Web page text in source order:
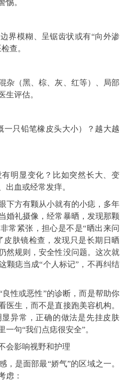
惕。
界模糊、呈锯齿状或有“向外渗
查。
杂（黑、棕、灰、红等）、局部
生评估。
一只铅笔橡皮头大小）？越大越
明显变化？比如突然长大、变
出血或经常发痒。
下方有颗从小就有的小痣，多年
婚礼摄像，经常暴晒，发现那颗
常紧张，担心是不是“晒出来问
皮肤镜检查，发现只是长期日晒
然规则，安全性没问题。这次就
颗痣当成“个人标记”，不再纠结
性或恶性”的诊断，而是帮助你
医生，而不是直接跑美容机构。
异常，正确的做法是先挂皮肤
句“我们点痣很安全”。
会影响视野和护理
，是面部最“娇气”的区域之一。
虑：